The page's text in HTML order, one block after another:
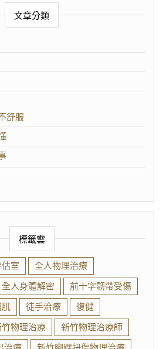
文章分類
舒服
標籤雲
室
全人物理治療
全人身體解密
前十字韌帶受傷
肌 徒手治療
復健
竹物理治療
新竹物理治療師